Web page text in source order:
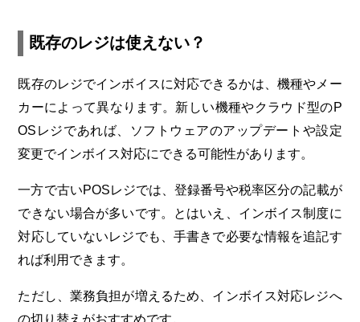
既存のレジは使えない？
既存のレジでインボイスに対応できるかは、機種やメー
カーによって異なります。新しい機種やクラウド型のP
OSレジであれば、ソフトウェアのアップデートや設定
変更でインボイス対応にできる可能性があります。
一方で古いPOSレジでは、登録番号や税率区分の記載が
できない場合が多いです。とはいえ、インボイス制度に
対応していないレジでも、手書きで必要な情報を追記す
れば利用できます。
ただし、業務負担が増えるため、インボイス対応レジへ